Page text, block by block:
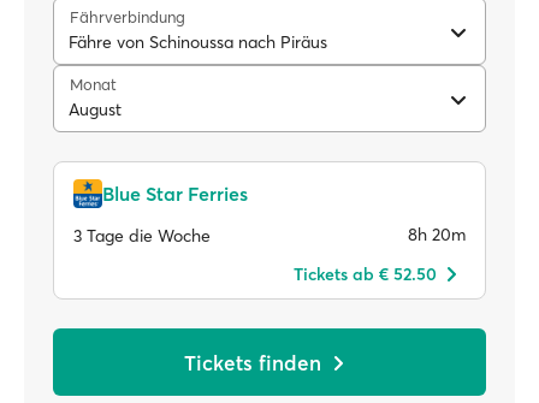
Fährverbindung
Fähre von Schinoussa nach Piräus
Monat
August
Blue Star Ferries
3 Tage die Woche
8h 20m
Tickets ab € 52.50
Tickets finden